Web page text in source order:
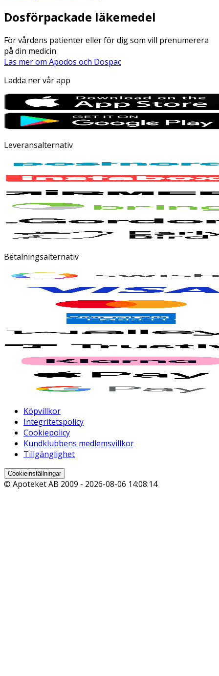
Dosförpackade läkemedel
För vårdens patienter eller för dig som vill prenumerera
på din medicin
Läs mer om Apodos och Dospac
Ladda ner vår app
Leveransalternativ
Betalningsalternativ
Köpvillkor
Integritetspolicy
Cookiepolicy
Kundklubbens medlemsvillkor
Tillgänglighet
Cookieinställningar
© Apoteket AB 2009 - 2026-08-06 14:08:14